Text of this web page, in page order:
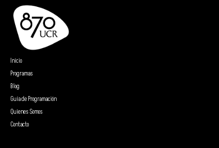
Inicio
Programas
Blog
Guía de Programación
Quienes Somos
Contacto